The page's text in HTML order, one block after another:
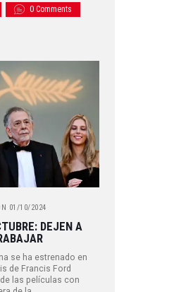
0 Comments
01/10/2024
DEJEN A
se ha estrenado en
de Francis Ford
las películas con